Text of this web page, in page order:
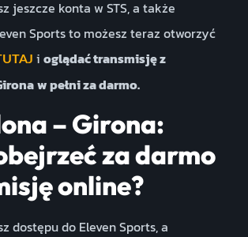
jeszcze konta w STS, a także
Sports to możesz teraz otworzyć
i oglądać transmisję z
w pełni za darmo.
– Girona:
za darmo
online?
dostępu do Eleven Sports, a